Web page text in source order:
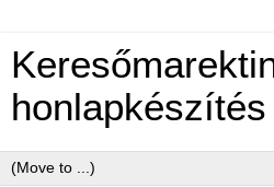
honlapkészítés